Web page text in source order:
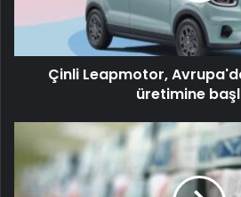
Çinli Leapmotor,
üretimine